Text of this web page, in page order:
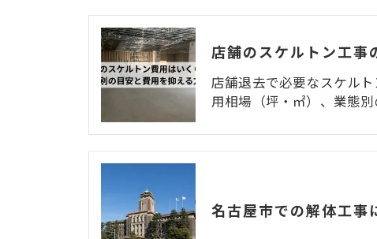
店舗退去で必要なスケル
用相場（坪・㎡）、業態